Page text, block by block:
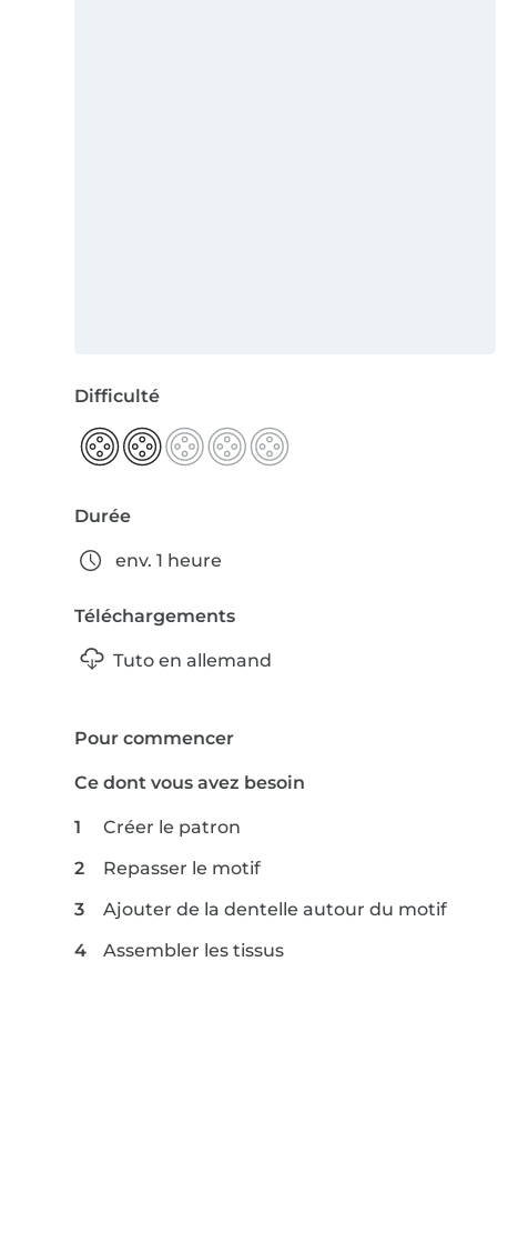
Difficulté
Durée
env. 1 heure
Téléchargements
Tuto en allemand
Pour commencer
Ce dont vous avez besoin
Créer le patron
Repasser le motif
Ajouter de la dentelle autour du motif
Assembler les tissus